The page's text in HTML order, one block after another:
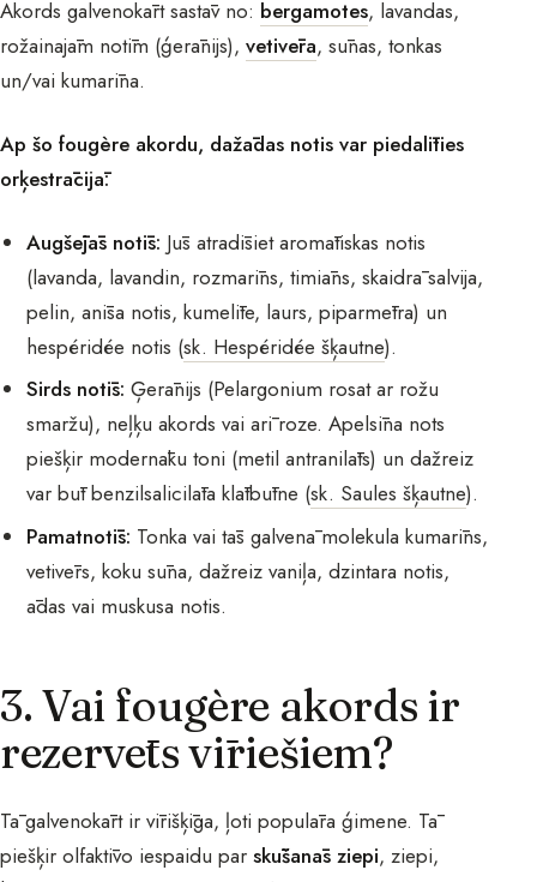
Akords galvenokārt sastāv no: bergamotes, lavandas,
rožainajām notīm (ģerānijs), vetivēra, sūnas, tonkas
un/vai kumarīna.
Ap šo fougère akordu, dažādas notis var piedalīties
orķestrācijā:
Augšējās notīs: Jūs atradīsiet aromātiskas notis
(lavanda, lavandin, rozmarīns, timiāns, skaidrā salvija,
pelin, anīsa notis, kumelīte, laurs, piparmētra) un
hespéridée notis (sk. Hespéridée šķautne).
Sirds notīs: Ģerānijs (Pelargonium rosat ar rožu
smaržu), neļķu akords vai arī roze. Apelsīna nots
piešķir modernāku toni (metil antranilāts) un dažreiz
var būt benzilsalicilāta klātbūtne (sk. Saules šķautne).
Pamatnotīs: Tonka vai tās galvenā molekula kumarīns,
vetivērs, koku sūna, dažreiz vaniļa, dzintara notis,
ādas vai muskusa notis.
3. Vai fougère akords ir
rezervēts vīriešiem?
Tā galvenokārt ir vīrišķīga, ļoti populāra ģimene. Tā
piešķir olfaktīvo iespaidu par skūšanās ziepi, ziepi,